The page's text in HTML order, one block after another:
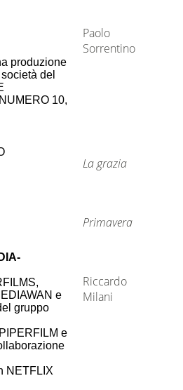
produzione
del
10,
Paolo
Sorrentino
La grazia
Primavera
e
gruppo
e
NETFLIX
Riccardo
Milani